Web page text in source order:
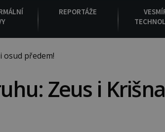
REPORTÁŽE
osud předem!
Zeus i Krišna